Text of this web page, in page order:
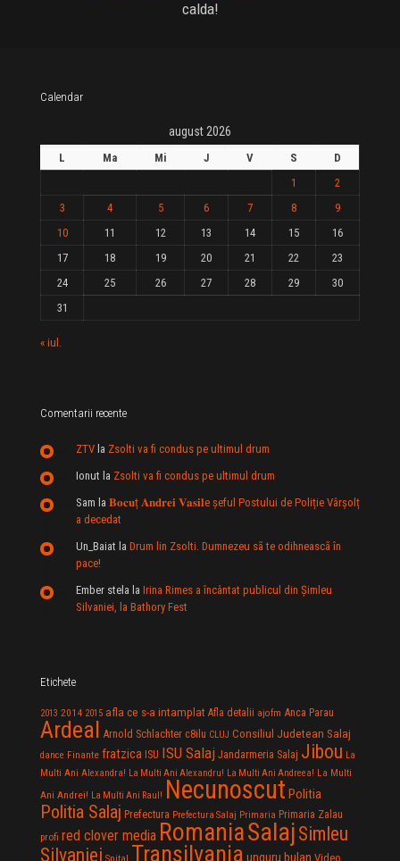
calda!
Calendar
august 2026
L Ma Mi J V S
D
1
2
3
4 5 6 7 8
9
10
11 12 13 14 15
16
17
18 19 20 21 22
23
24
25 26 27 28 29
30
31
« iul.
Comentarii recente
ZTV la Zsolti va fi condus pe ultimul drum
Ionut la Zsolti va fi condus pe ultimul drum
Sam la 𝐁𝐨𝐜𝐮ț 𝐀𝐧𝐝𝐫𝐞𝐢 𝐕𝐚𝐬𝐢𝐥e şeful Postului de Poliție Vârșolț
a decedat
Un_Baiat la Drum lin Zsolti. Dumnezeu sã te odihneascã în
pace!
Ember stela la Irina Rimes a încântat publicul din Şimleu
Silvaniei, la Bathory Fest
Etichete
2013 2014 2015 afla ce s-a intamplat Afla detalii ajofm Anca Parau
Ardeal Arnold Schlachter c8ilu CLUJ Consiliul Judetean Salaj
dance Finante fratzica ISU ISU Salaj Jandarmeria Salaj Jibou La
Multi Ani Alexandra! La Multi Ani Alexandru! La Multi Ani Andreea! La Multi
Ani Andrei! La Multi Ani Raul! Necunoscut Politia
Politia Salaj Prefectura Prefectura Salaj Primaria Primaria Zalau
profi red clover media RomaniaSalaj Simleu
Silvaniei
Transilvania unguru bulan Video